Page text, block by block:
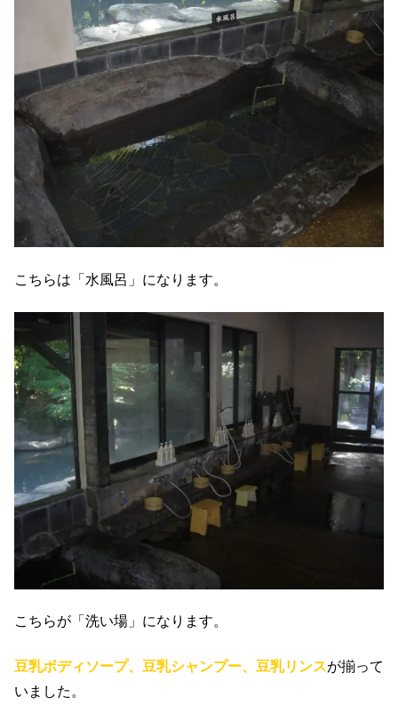
こちらは「水風呂」になります。
こちらが「洗い場」になります。
豆乳ボディソープ、豆乳シャンプー、豆乳リンスが揃って
いました。